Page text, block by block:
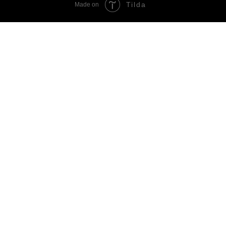
Made on Tilda